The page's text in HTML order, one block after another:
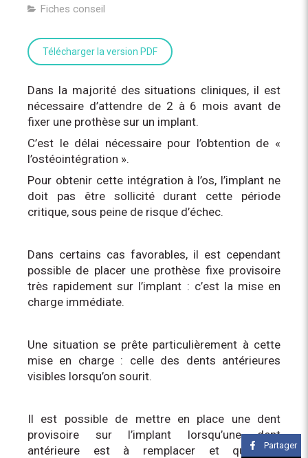
Fiches conseil
Télécharger la version PDF
Dans la majorité des situations cliniques, il est
nécessaire d’attendre de 2 à 6 mois avant de
fixer une prothèse sur un implant.
C’est le délai nécessaire pour l’obtention de «
l’ostéointégration ».
Pour obtenir cette intégration à l’os, l’implant ne
doit pas être sollicité durant cette période
critique, sous peine de risque d’échec.
Dans certains cas favorables, il est cependant
possible de placer une prothèse fixe provisoire
très rapidement sur l’implant : c’est la mise en
charge immédiate.
Une situation se prête particulièrement à cette
mise en charge : celle des dents antérieures
visibles lorsqu’on sourit.
Il est possible de mettre en place une dent
provisoire sur l’implant lorsqu’une dent
antérieure est à remplacer et que lesPartager